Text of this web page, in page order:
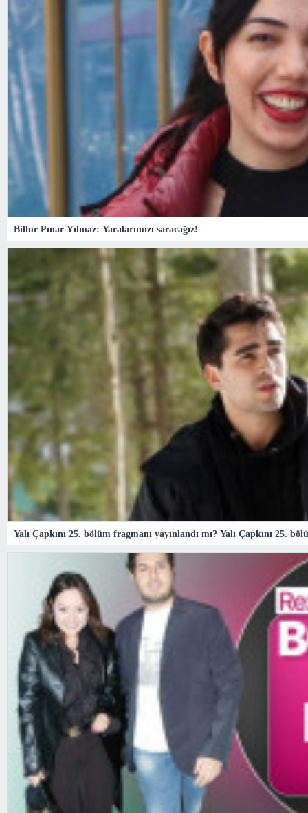
Billur Pınar Yılmaz: Yaralarımızı saracağız!
Yalı Çapkını 25. bölüm fragmanı yayınlandı mı? Yalı Çapkını 25.